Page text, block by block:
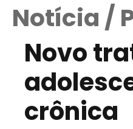
Notícia /
Novo
crônica